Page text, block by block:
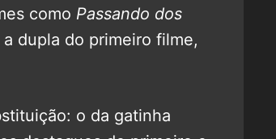
como Passando dos
dupla do primeiro filme,
o da gatinha